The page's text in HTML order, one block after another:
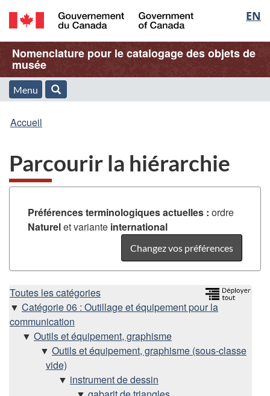
Passer
au
contenu
principal
Passer
à
« À
propos
application
Passer
à
la
version
de
la
EN
/
Government
of
Canada
Nom
de
l'application
Web
Nomenclature pour le catalogage des objets de
musée
Menu
et
Menu
Vous
ici
Accueil
Parcourir la hiérarchie
Préférences terminologiques actuelles : ordre
Naturelet variante international
Changez vos préférences
H
i
Toutes les catégories
Catégorie 06 : Outillage et équipement pour la
communication
Outils et équipement, graphisme
Outils et équipement, graphisme (sous-classe
vide)
instrument de dessin